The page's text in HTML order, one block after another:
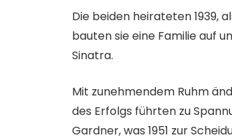
Die beiden heirateten 1939,
bauten sie eine Familie auf
Sinatra.
Mit zunehmendem Ruhm
des Erfolgs führten zu
Gardner, was 1951 zur